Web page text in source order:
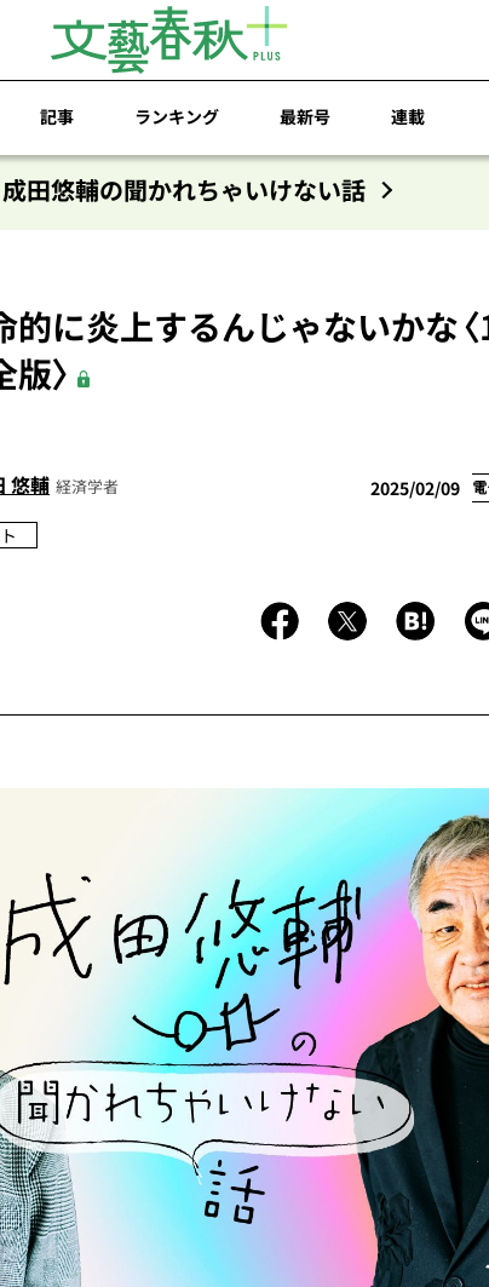
記事 ランキング 最新号 連載
成田悠輔の聞かれちゃいけない話
的に炎上するんじゃないかな
〉
悠輔 経済学者 2025/02/09